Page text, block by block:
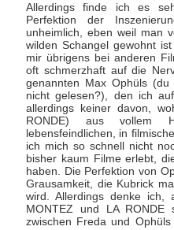
Allerdings finde ich es
Perfektion der
unheimlich, eben weil man
wilden Schangel gewohnt
mir übrigens bei anderen
oft schmerzhaft auf die
genannten Max Ophüls (du
nicht gelesen?), den ich
allerdings keiner davon,
RONDE) aus vollem
lebensfeindlichen, in
ich mich so schnell nicht
bisher kaum Filme erlebt,
haben. Die Perfektion von
Grausamkeit, die Kubrick
wird. Allerdings denke ich,
MONTEZ und LA
zwischen Freda und